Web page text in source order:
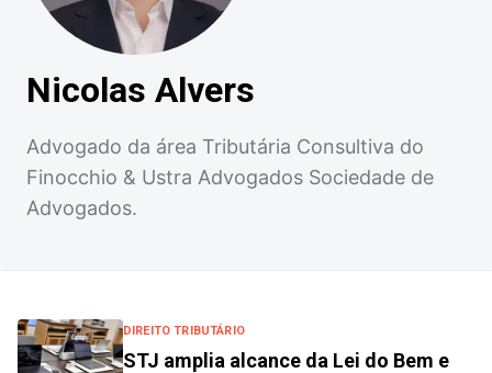
Nicolas Alvers
Advogado da área Tributária Consultiva do
Finocchio & Ustra Advogados Sociedade de
Advogados.
DIREITO TRIBUTÁRIO
STJ amplia alcance da Lei do Bem e